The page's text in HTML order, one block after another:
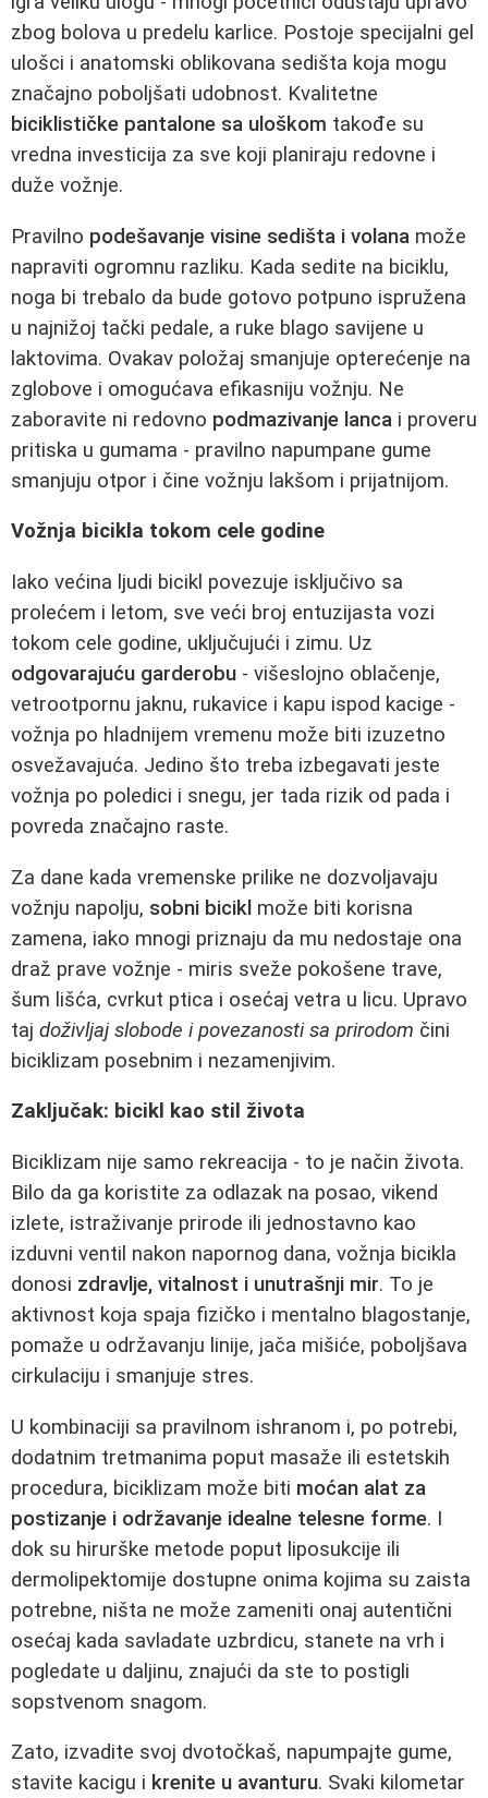
zbog bolova u predelu karlice. Postoje specijalni gel
ulošci i anatomski oblikovana sedišta koja mogu
značajno poboljšati udobnost. Kvalitetne
biciklističke pantalone sa uloškom takođe su
vredna investicija za sve koji planiraju redovne i
duže vožnje.
Pravilno podešavanje visine sedišta i volana može
napraviti ogromnu razliku. Kada sedite na biciklu,
noga bi trebalo da bude gotovo potpuno ispružena
u najnižoj tački pedale, a ruke blago savijene u
laktovima. Ovakav položaj smanjuje opterećenje na
zglobove i omogućava efikasniju vožnju. Ne
zaboravite ni redovno podmazivanje lanca i proveru
pritiska u gumama - pravilno napumpane gume
smanjuju otpor i čine vožnju lakšom i prijatnijom.
Vožnja bicikla tokom cele godine
Iako većina ljudi bicikl povezuje isključivo sa
prolećem i letom, sve veći broj entuzijasta vozi
tokom cele godine, uključujući i zimu. Uz
odgovarajuću garderobu - višeslojno oblačenje,
vetrootpornu jaknu, rukavice i kapu ispod kacige -
vožnja po hladnijem vremenu može biti izuzetno
osvežavajuća. Jedino što treba izbegavati jeste
vožnja po poledici i snegu, jer tada rizik od pada i
povreda značajno raste.
Za dane kada vremenske prilike ne dozvoljavaju
vožnju napolju, sobni bicikl može biti korisna
zamena, iako mnogi priznaju da mu nedostaje ona
draž prave vožnje - miris sveže pokošene trave,
šum lišća, cvrkut ptica i osećaj vetra u licu. Upravo
taj doživljaj slobode i povezanosti sa prirodom čini
biciklizam posebnim i nezamenjivim.
Zaključak: bicikl kao stil života
Biciklizam nije samo rekreacija - to je način života.
Bilo da ga koristite za odlazak na posao, vikend
izlete, istraživanje prirode ili jednostavno kao
izduvni ventil nakon napornog dana, vožnja bicikla
donosi zdravlje, vitalnost i unutrašnji mir. To je
aktivnost koja spaja fizičko i mentalno blagostanje,
pomaže u održavanju linije, jača mišiće, poboljšava
cirkulaciju i smanjuje stres.
U kombinaciji sa pravilnom ishranom i, po potrebi,
dodatnim tretmanima poput masaže ili estetskih
procedura, biciklizam može biti moćan alat za
postizanje i održavanje idealne telesne forme. I
dok su hirurške metode poput liposukcije ili
dermolipektomije dostupne onima kojima su zaista
potrebne, ništa ne može zameniti onaj autentični
osećaj kada savladate uzbrdicu, stanete na vrh i
pogledate u daljinu, znajući da ste to postigli
sopstvenom snagom.
Zato, izvadite svoj dvotočkaš, napumpajte gume,
stavite kacigu i krenite u avanturu. Svaki kilometar